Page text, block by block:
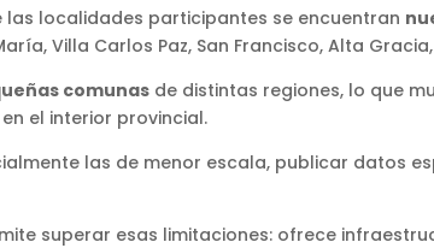
las localidades participantes se encuentran
Villa Carlos Paz, San Francisco, Alta
comunas de distintas regiones, lo que
el interior provincial.
las de menor escala, publicar datos
superar esas limitaciones: ofrece